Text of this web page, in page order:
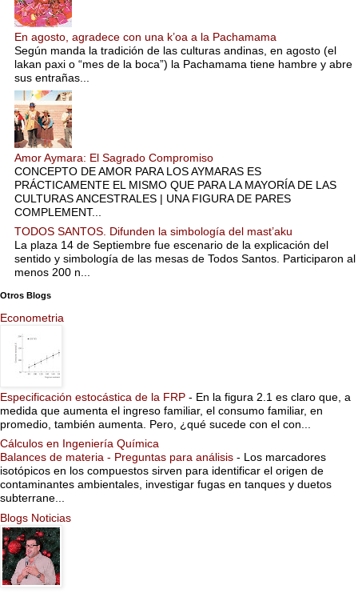
En agosto, agradece con una k’oa a la Pachamama
Según manda la tradición de las culturas andinas, en agosto (el
lakan paxi o “mes de la boca”) la Pachamama tiene hambre y abre
sus entrañas...
Amor Aymara: El Sagrado Compromiso
CONCEPTO DE AMOR PARA LOS AYMARAS ES
PRÁCTICAMENTE EL MISMO QUE PARA LA MAYORÍA DE LAS
CULTURAS ANCESTRALES | UNA FIGURA DE PARES
COMPLEMENT...
TODOS SANTOS. Difunden la simbología del mast’aku
La plaza 14 de Septiembre fue escenario de la explicación del
sentido y simbología de las mesas de Todos Santos. Participaron al
menos 200 n...
Otros Blogs
Econometria
Especificación estocástica de la FRP - En la figura 2.1 es claro que, a
medida que aumenta el ingreso familiar, el consumo familiar, en
promedio, también aumenta. Pero, ¿qué sucede con el con...
Cálculos en Ingeniería Química
Balances de materia - Preguntas para análisis - Los marcadores
isotópicos en los compuestos sirven para identificar el origen de
contaminantes ambientales, investigar fugas en tanques y duetos
subterrane...
Blogs Noticias